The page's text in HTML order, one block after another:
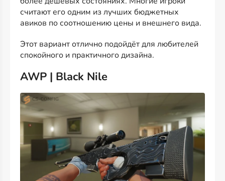
считают его одним из лучших бюджетных
авиков по соотношению цены и внешнего вида.
Этот вариант отлично подойдёт для любителей
спокойного и практичного дизайна.
AWP | Black Nile